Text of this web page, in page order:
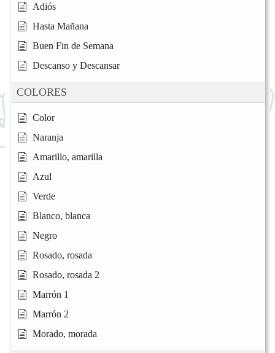
Adiós
Hasta Mañana
Buen Fin de Semana
Descanso y Descansar
COLORES
Color
Naranja
Amarillo, amarilla
Azul
Verde
Blanco, blanca
Negro
Rosado, rosada
Rosado, rosada 2
Marrón 1
Marrón 2
Morado, morada